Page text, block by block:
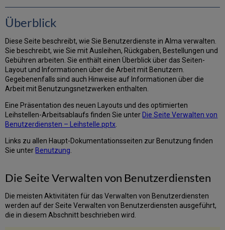
Benutzerdetails,
Aktionen
und
Briefe
Benutzungshandlungen
Benutzerinformationen
Benutzer-
und
Systemnotizen
Rechter
Fensterbereich:
zum
Exemplar
im
linken
Überblick
Diese Seite beschreibt, wie Sie Benutzerdienste in Alma verwalten.
Sie beschreibt, wie Sie mit Ausleihen, Rückgaben, Bestellungen und
Gebühren arbeiten. Sie enthält einen Überblick über das Seiten-
Layout und Informationen über die Arbeit mit Benutzern.
Gegebenenfalls sind auch Hinweise auf Informationen über die
Arbeit mit Benutzungsnetzwerken enthalten.
Eine Präsentation des neuen Layouts und des optimierten
Leihstellen-Arbeitsablaufs finden Sie unter Die Seite Verwalten von
Benutzerdiensten – Leihstelle.pptx
Links zu allen Haupt-Dokumentationsseiten zur Benutzung finden
Sie unter Benutzung
Die Seite Verwalten von Benutzerdiensten
Die meisten Aktivitäten für das Verwalten von Benutzerdiensten
werden auf der Seite Verwalten von Benutzerdiensten ausgeführt,
die in diesem Abschnitt beschrieben wird.